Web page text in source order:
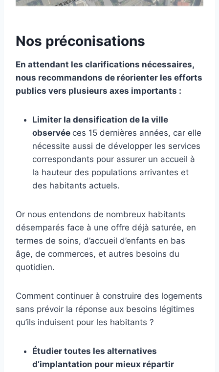
Nos préconisations
En attendant les clarifications nécessaires,
nous recommandons de réorienter les efforts
publics vers plusieurs axes importants :
Limiter la densification de la ville
observée ces 15 dernières années, car elle
nécessite aussi de développer les services
correspondants pour assurer un accueil à
la hauteur des populations arrivantes et
des habitants actuels.
Or nous entendons de nombreux habitants
désemparés face à une offre déjà saturée, en
termes de soins, d’accueil d’enfants en bas
âge, de commerces, et autres besoins du
quotidien.
Comment continuer à construire des logements
sans prévoir la réponse aux besoins légitimes
qu’ils induisent pour les habitants ?
Étudier toutes les alternatives
d’implantation pour mieux répartir